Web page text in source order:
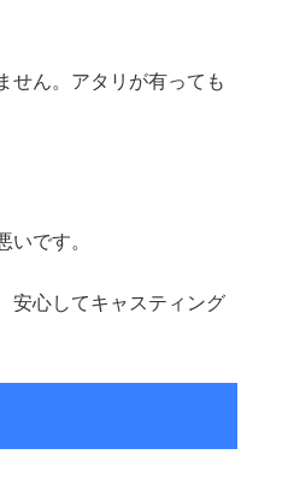
せん。アタリが有っても
です。
安心してキャスティング